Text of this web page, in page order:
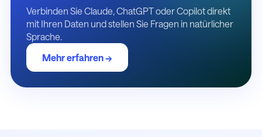
Verbinden Sie Claude, ChatGPT oder Copilot direkt
mit Ihren Daten und stellen Sie Fragen in natürlicher
Sprache.
Mehr erfahren →